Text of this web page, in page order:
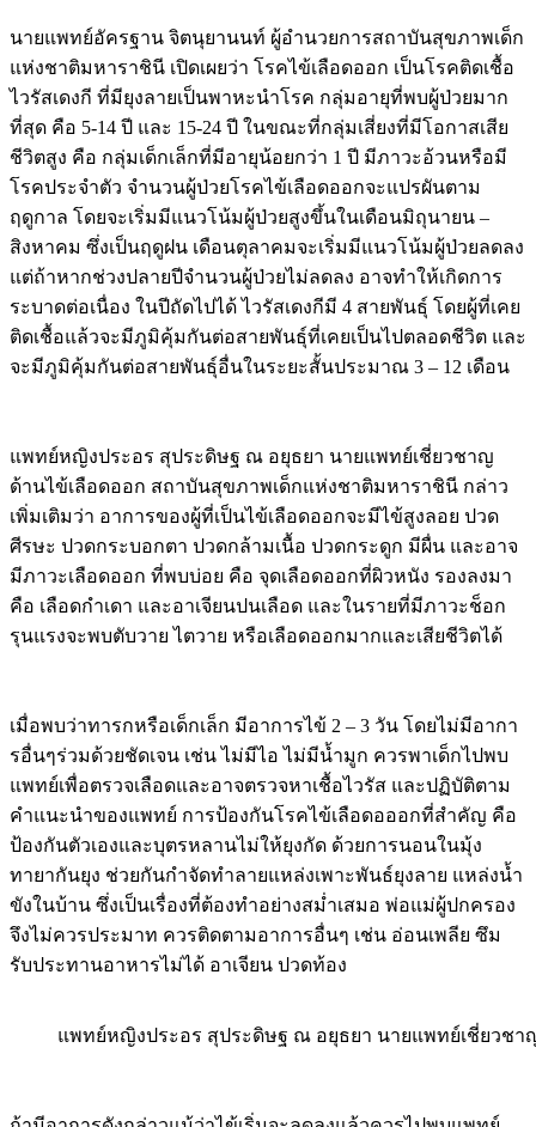
นายแพทย์อัครฐาน จิตนุยานนท์ ผู้อำนวยการสถาบันสุขภาพเด็ก
แห่งชาติมหาราชินี เปิดเผยว่า โรคไข้เลือดออก เป็นโรคติดเชื้อ
ไวรัสเดงกี ที่มียุงลายเป็นพาหะนำโรค กลุ่มอายุที่พบผู้ป่วยมาก
ที่สุด คือ 5-14 ปี และ 15-24 ปี ในขณะที่กลุ่มเสี่ยงที่มีโอกาสเสีย
ชีวิตสูง คือ กลุ่มเด็กเล็กที่มีอายุน้อยกว่า 1 ปี มีภาวะอ้วนหรือมี
โรคประจำตัว จำนวนผู้ป่วยโรคไข้เลือดออกจะแปรผันตาม
ฤดูกาล โดยจะเริ่มมีแนวโน้มผู้ป่วยสูงขึ้นในเดือนมิถุนายน –
สิงหาคม ซึ่งเป็นฤดูฝน เดือนตุลาคมจะเริ่มมีแนวโน้มผู้ป่วยลดลง
แต่ถ้าหากช่วงปลายปีจำนวนผู้ป่วยไม่ลดลง อาจทำให้เกิดการ
ระบาดต่อเนื่อง ในปีถัดไปได้ ไวรัสเดงกีมี 4 สายพันธุ์ โดยผู้ที่เคย
ติดเชื้อแล้วจะมีภูมิคุ้มกันต่อสายพันธุ์ที่เคยเป็นไปตลอดชีวิต และ
จะมีภูมิคุ้มกันต่อสายพันธุ์อื่นในระยะสั้นประมาณ 3 – 12 เดือน
แพทย์หญิงประอร สุประดิษฐ ณ อยุธยา นายแพทย์เชี่ยวชาญ
ด้านไข้เลือดออก สถาบันสุขภาพเด็กแห่งชาติมหาราชินี กล่าว
เพิ่มเติมว่า อาการของผู้ที่เป็นไข้เลือดออกจะมีไข้สูงลอย ปวด
ศีรษะ ปวดกระบอกตา ปวดกล้ามเนื้อ ปวดกระดูก มีผื่น และอาจ
มีภาวะเลือดออก ที่พบบ่อย คือ จุดเลือดออกที่ผิวหนัง รองลงมา
คือ เลือดกำเดา และอาเจียนปนเลือด และในรายที่มีภาวะช็อก
รุนแรงจะพบตับวาย ไตวาย หรือเลือดออกมากและเสียชีวิตได้
เมื่อพบว่าทารกหรือเด็กเล็ก มีอาการไข้ 2 – 3 วัน โดยไม่มีอากา
รอื่นๆร่วมด้วยชัดเจน เช่น ไม่มีไอ ไม่มีน้ำมูก ควรพาเด็กไปพบ
แพทย์เพื่อตรวจเลือดและอาจตรวจหาเชื้อไวรัส และปฏิบัติตาม
คำแนะนำของแพทย์ การป้องกันโรคไข้เลือดอออกที่สำคัญ คือ
ป้องกันตัวเองและบุตรหลานไม่ให้ยุงกัด ด้วยการนอนในมุ้ง
ทายากันยุง ช่วยกันกำจัดทำลายแหล่งเพาะพันธ์ยุงลาย แหล่งน้ำ
ขังในบ้าน ซึ่งเป็นเรื่องที่ต้องทำอย่างสม่ำเสมอ พ่อแม่ผู้ปกครอง
จึงไม่ควรประมาท ควรติดตามอาการอื่นๆ เช่น อ่อนเพลีย ซึม
รับประทานอาหารไม่ได้ อาเจียน ปวดท้อง
แพทย์หญิงประอร สุประดิษฐ ณ อยุธยา นายแพทย์เชี่ยวช